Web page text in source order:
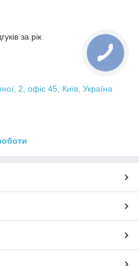
за рік
2, офіс 45, Київ, Україна